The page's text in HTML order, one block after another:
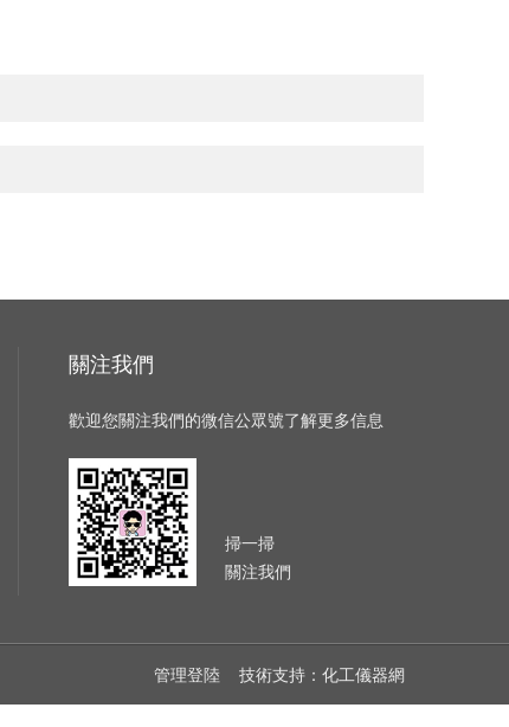
關注我們
歡迎您關注我們的微信公眾號了解更多信息
掃一掃
關注我們
管理登陸 技術支持： 化工儀器網